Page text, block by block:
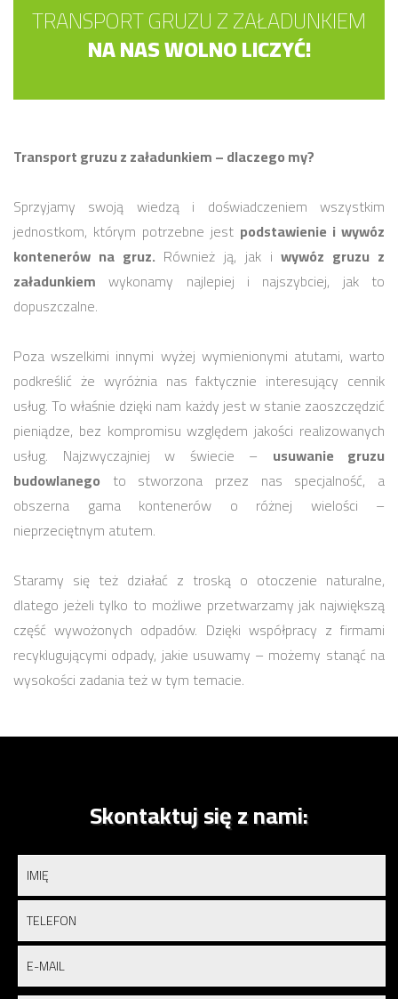
TRANSPORT GRUZU Z ZAŁADUNKIEM
NA NAS WOLNO LICZYĆ!
Transport gruzu z załadunkiem – dlaczego my?
Sprzyjamy swoją wiedzą i doświadczeniem wszystkim
jednostkom, którym potrzebne jest podstawienie i wywóz
kontenerów na gruz. Również ją, jak iwywóz gruzu z
załadunkiem wykonamy najlepiej i najszybciej, jak to
dopuszczalne.
Poza wszelkimi innymi wyżej wymienionymi atutami, warto
podkreślić że wyróżnia nas faktycznie interesujący cennik
usług. To właśnie dzięki nam każdy jest w stanie zaoszczędzić
pieniądze, bez kompromisu względem jakości realizowanych
usług. Najzwyczajniej w świecie – usuwanie gruzu
budowlanego to stworzona przez nas specjalność, a
obszerna gama kontenerów o różnej wielości –
nieprzeciętnym atutem.
Staramy się też działać z troską o otoczenie naturalne,
dlatego jeżeli tylko to możliwe przetwarzamy jak największą
część wywożonych odpadów. Dzięki współpracy z firmami
recyklugującymi odpady, jakie usuwamy – możemy stanąć na
wysokości zadania też w tym temacie.
Skontaktuj się z nami: